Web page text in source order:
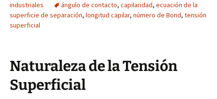
industriales
ángulo de contacto, capilaridad, ecuación de la
superficie de separación, longitud capilar, número de Bond, tensión
superficial
Naturaleza de la Tensión
Superficial